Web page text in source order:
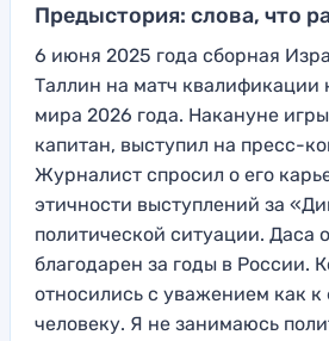
Предыстория: слова, что
6 июня 2025 года сборная
Таллин на матч квалификации
мира 2026 года. Накануне
капитан, выступил на пресс-
Журналист спросил о его
этичности выступлений за
политической ситуации. Даса
благодарен за годы в России.
относились с уважением как к
человеку. Я не занимаюсь